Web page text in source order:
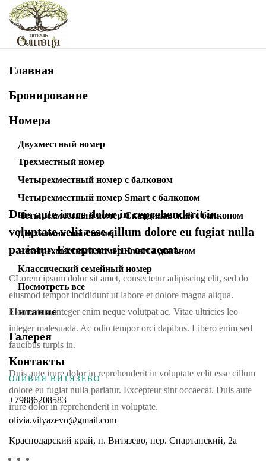
Skip to main content
Главная
Бронирование
Номера
Двухместный номер
Трехместный номер
Четырехместный номер с балконом
Четырехместный номер Smart с балконом
Четырехместный номер Скандинавский с балконом
Двухкомнатный номер
Четырехместный номер Smart с диваном
Классический семейный номер
Посмотреть все
Питание
Галерея
Контакты
ОЛИВИЯ ВИТЯЗЕВО
+79886208583
olivia.vityazevo@gmail.com
Краснодарский край, п. Витязево, пер. Спартанский, 2а
Villa Lorenzo
An Architectural Gem in Italy
Duis aute irure dolor in reprehenderit in
voluptate velit esse cillum dolore eu fugiat nulla
pariatur. Excepteur sint occaecat.
CLorem ipsum dolor sit amet, consectetur adipiscing elit, sed do
eiusmod tempor incididunt ut labore et dolore magna aliqua.
Elementum integer enim neque volutpat ac. Vitae ultricies leo
integer malesuada. Ac odio tempor orci dapibus. Libero enim sed
faucibus turpis in.
Duis aute irure dolor in reprehenderit in voluptate velit esse cillum
dolore eu fugiat nulla pariatur. Excepteur sint occaecat. Duis aute
irure dolor in reprehenderit in voluptate.